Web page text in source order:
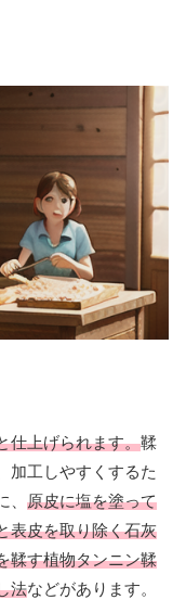
仕上げられます。鞣
加工しやすくするた
原皮に塩を塗って
表皮を取り除く石灰
鞣す植物タンニン鞣
法などがあります。